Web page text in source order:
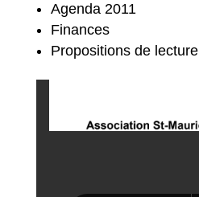
Agenda 2011
Finances
Propositions de lecture